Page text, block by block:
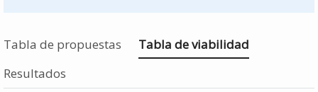
Tabla de propuestas Estás en
Tabla de viabilidad
Resultados